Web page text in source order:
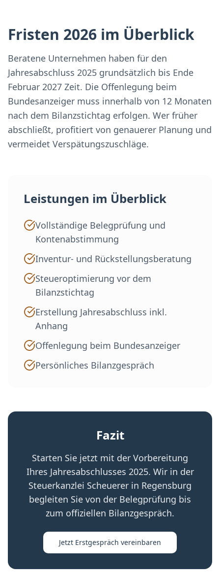
Fristen 2026 im Überblick
Beratene Unternehmen haben für den
Jahresabschluss 2025 grundsätzlich bis Ende
Februar 2027 Zeit. Die Offenlegung beim
Bundesanzeiger muss innerhalb von 12 Monaten
nach dem Bilanzstichtag erfolgen. Wer früher
abschließt, profitiert von genauerer Planung und
vermeidet Verspätungszuschläge.
Leistungen im Überblick
Vollständige Belegprüfung und
Kontenabstimmung
Inventur- und Rückstellungsberatung
Steueroptimierung vor dem
Bilanzstichtag
Erstellung Jahresabschluss inkl.
Anhang
Offenlegung beim Bundesanzeiger
Persönliches Bilanzgespräch
Fazit
Starten Sie jetzt mit der Vorbereitung
Ihres Jahresabschlusses 2025. Wir in der
Steuerkanzlei Scheuerer in Regensburg
begleiten Sie von der Belegprüfung bis
zum offiziellen Bilanzgespräch.
Jetzt Erstgespräch vereinbaren